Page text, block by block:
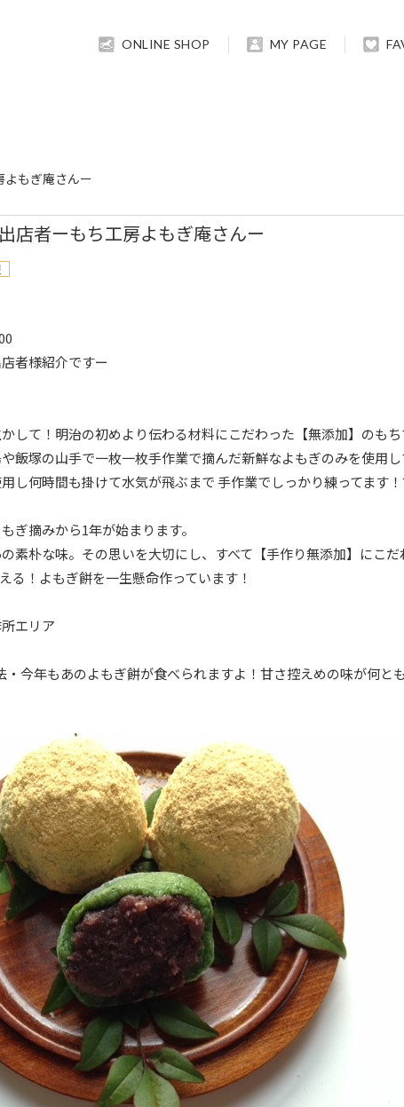
ONLINE SHOP MY PAGE
よもぎ庵さんー
店者ーもち工房よもぎ庵さんー
者様紹介ですー
して！明治の初めより伝わる材料にこだわった【無添加】のもち
飯塚の山手で一枚一枚手作業で摘んだ新鮮なよもぎのみを使用し
し何時間も掛けて水気が飛ぶまで 手作業でしっかり練ってます
ぎ摘みから1年が始まります。
素朴な味。その思いを大切にし、すべて【手作り無添加】にこだ
る！よもぎ餅を一生懸命作っています！
エリア
・今年もあのよもぎ餅が食べられますよ！甘さ控えめの味が何と